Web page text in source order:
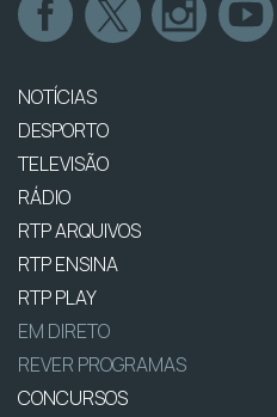
NOTÍCIAS
DESPORTO
TELEVISÃO
RÁDIO
RTP ARQUIVOS
RTP ENSINA
RTP PLAY
EM DIRETO
REVER PROGRAMAS
CONCURSOS